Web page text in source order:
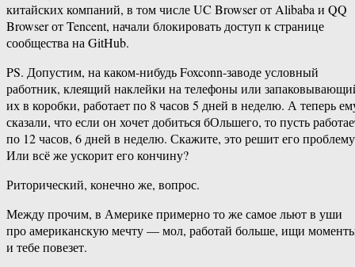
китайских компаний, в том числе UC Browser от Alibaba и QQ
Browser от Tencent, начали блокировать доступ к странице
сообщества на GitHub.
PS. Допустим, на каком-нибудь Foxconn-заводе условный
работник, клеящий наклейки на телефоны или
их в коробки, работает по 8 часов 5 дней в неделю. А теперь
сказали, что если он хочет добиться бОльшего, то пусть
по 12 часов, 6 дней в неделю. Скажите, это решит его
Или всё же ускорит его кончину?
Риторический, конечно же, вопрос.
Между прочим, в Америке примерно то же самое льют в уши
про американскую мечту — мол, работай больше, ищи
и тебе повезет.